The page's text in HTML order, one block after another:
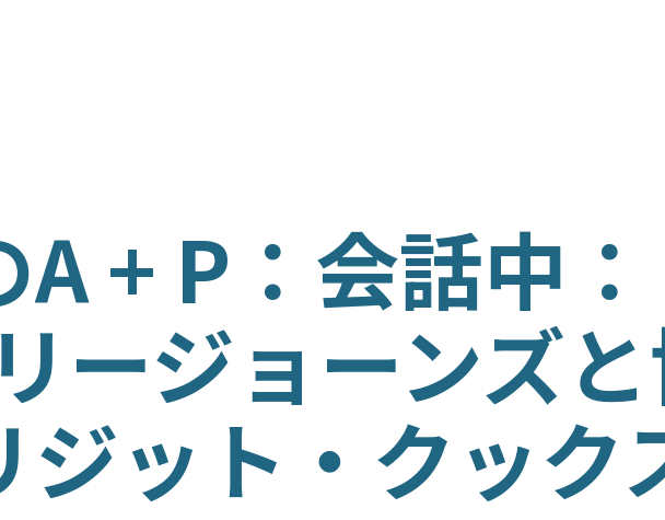
育成
+ P：会話中：
ージョーンズ
ジット・クック